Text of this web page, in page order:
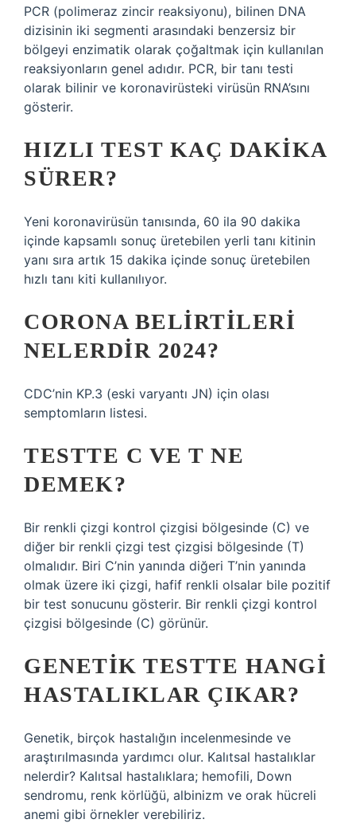
PCR (polimeraz zincir reaksiyonu), bilinen DNA
dizisinin iki segmenti arasındaki benzersiz bir
bölgeyi enzimatik olarak çoğaltmak için kullanılan
reaksiyonların genel adıdır. PCR, bir tanı testi
olarak bilinir ve koronavirüsteki virüsün RNA’sını
gösterir.
HIZLI TEST KAÇ DAKIKA
SÜRER?
Yeni koronavirüsün tanısında, 60 ila 90 dakika
içinde kapsamlı sonuç üretebilen yerli tanı kitinin
yanı sıra artık 15 dakika içinde sonuç üretebilen
hızlı tanı kiti kullanılıyor.
CORONA BELIRTILERI
NELERDIR 2024?
CDC’nin KP.3 (eski varyantı JN) için olası
semptomların listesi.
TESTTE C VE T NE
DEMEK?
Bir renkli çizgi kontrol çizgisi bölgesinde (C) ve
diğer bir renkli çizgi test çizgisi bölgesinde (T)
olmalıdır. Biri C’nin yanında diğeri T’nin yanında
olmak üzere iki çizgi, hafif renkli olsalar bile pozitif
bir test sonucunu gösterir. Bir renkli çizgi kontrol
çizgisi bölgesinde (C) görünür.
GENETIK TESTTE HANGI
HASTALIKLAR ÇIKAR?
Genetik, birçok hastalığın incelenmesinde ve
araştırılmasında yardımcı olur. Kalıtsal hastalıklar
nelerdir? Kalıtsal hastalıklara; hemofili, Down
sendromu, renk körlüğü, albinizm ve orak hücreli
anemi gibi örnekler verebiliriz.